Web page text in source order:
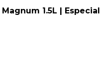
1.5L | Especial